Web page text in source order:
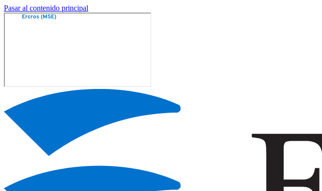
Pasar al contenido principal